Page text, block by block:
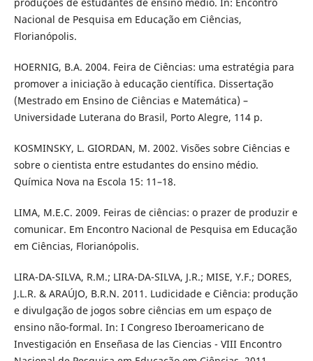
produções de estudantes de ensino médio. In: Encontro
Nacional de Pesquisa em Educação em Ciências,
Florianópolis.
HOERNIG, B.A. 2004. Feira de Ciências: uma estratégia para
promover a iniciação à educação científica. Dissertação
(Mestrado em Ensino de Ciências e Matemática) –
Universidade Luterana do Brasil, Porto Alegre, 114 p.
KOSMINSKY, L. GIORDAN, M. 2002. Visões sobre Ciências e
sobre o cientista entre estudantes do ensino médio.
Química Nova na Escola 15: 11–18.
LIMA, M.E.C. 2009. Feiras de ciências: o prazer de produzir e
comunicar. Em Encontro Nacional de Pesquisa em Educação
em Ciências, Florianópolis.
LIRA-DA-SILVA, R.M.; LIRA-DA-SILVA, J.R.; MISE, Y.F.; DORES,
J.L.R. & ARAÚJO, B.R.N. 2011. Ludicidade e Ciência: produção
e divulgação de jogos sobre ciências em um espaço de
ensino não-formal. In: I Congreso Iberoamericano de
Investigación en Enseñasa de las Ciencias - VIII Encontro